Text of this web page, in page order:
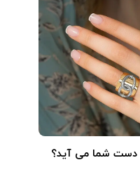
دست شما می آید؟